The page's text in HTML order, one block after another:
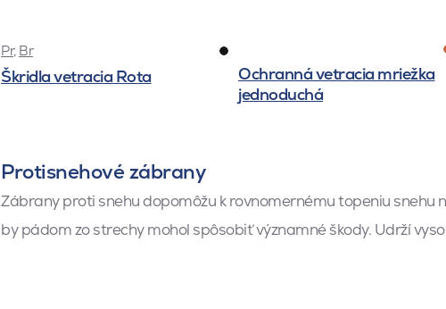
Pr, Br
Škridla vetracia Rota
Ochranná vetracia mriežka
jednoduchá
Protisnehové zábrany
Zábrany proti snehu dopomôžu k rovnomernému topeniu snehu
by pádom zo strechy mohol spôsobiť významné škody. Udrží